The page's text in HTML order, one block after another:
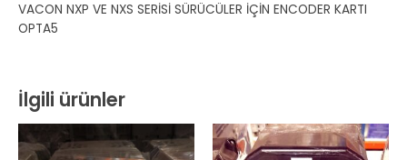
VACON NXP VE NXS SERİSİ SÜRÜCÜLER İÇİN ENCODER KARTI
OPTA5
İlgili ürünler